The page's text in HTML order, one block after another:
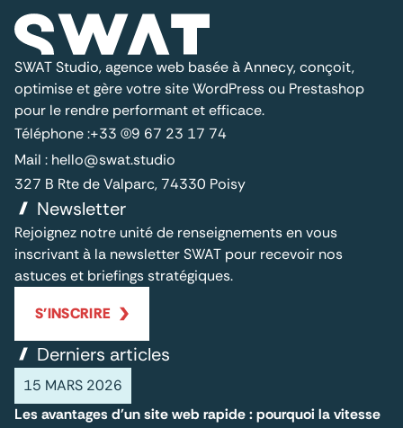
SWAT Studio, agence web basée à Annecy, conçoit,
optimise et gère votre site WordPress ou Prestashop
pour le rendre performant et efficace.
Téléphone :+33 (0)9 67 23 17 74
Mail : hello@swat.studio
327 B Rte de Valparc, 74330 Poisy
Newsletter
Rejoignez notre unité de renseignements en vous
inscrivant à la newsletter SWAT pour recevoir nos
astuces et briefings stratégiques.
S'INSCRIRE
Derniers articles
15 MARS 2026
Les avantages d'un site web rapide : pourquoi la vitesse